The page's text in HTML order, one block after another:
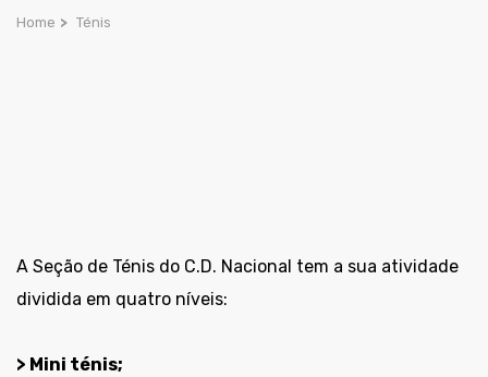
Home > Ténis
A Seção de Ténis do C.D. Nacional tem a sua atividade
dividida em quatro níveis:
> Mini ténis;